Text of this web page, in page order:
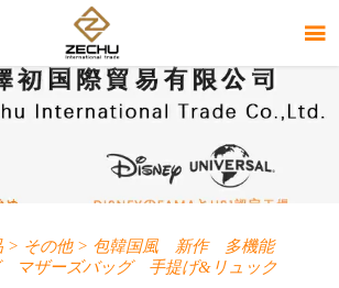

> その他> 包韓国風 新作 多機能
マザーズバッグ 手提げ&リュック